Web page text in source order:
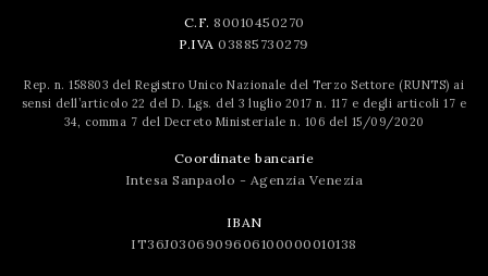
C.F. 80010450270
P.IVA 03885730279
Rep. n. 158803 del Registro Unico Nazionale del Terzo Settore (RUNTS) ai
sensi dell’articolo 22 del D. Lgs. del 3 luglio 2017 n. 117 e degli articoli 17 e
34, comma 7 del Decreto Ministeriale n. 106 del 15/09/2020
Coordinate bancarie
Intesa Sanpaolo - Agenzia Venezia
IBAN
IT36J0306909606100000010138